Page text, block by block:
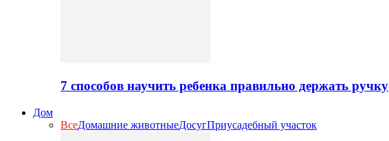
7 способов научить ребенка правильно держать ручку
Дом
ВсеДомашние животныеДосугПриусадебный участок